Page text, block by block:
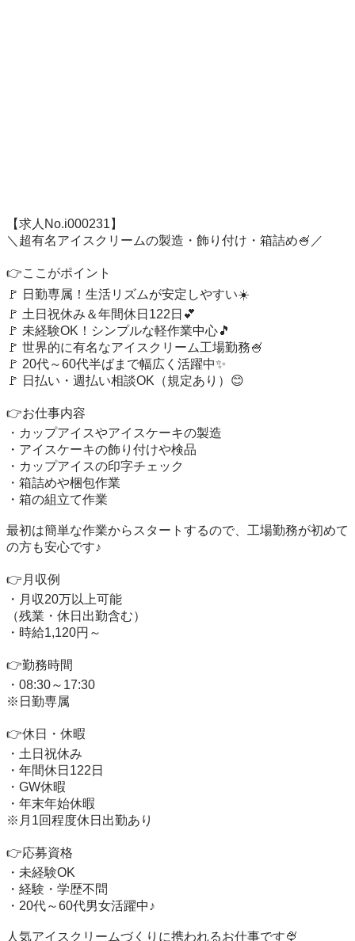
【求人No.i000231】
＼超有名アイスクリームの製造・飾り付け・箱詰め🍧／
👉ここがポイント
🚩 日勤専属！生活リズムが安定しやすい☀️
🚩 土日祝休み＆年間休日122日💕
🚩 未経験OK！シンプルな軽作業中心🎵
🚩 世界的に有名なアイスクリーム工場勤務🍧
🚩 20代～60代半ばまで幅広く活躍中✨
🚩 日払い・週払い相談OK（規定あり）😊
👉お仕事内容
・カップアイスやアイスケーキの製造
・アイスケーキの飾り付けや検品
・カップアイスの印字チェック
・箱詰めや梱包作業
・箱の組立て作業
最初は簡単な作業からスタートするので、工場勤務が初めて
の方も安心です♪
👉月収例
・月収20万以上可能
（残業・休日出勤含む）
・時給1,120円～
👉勤務時間
・08:30～17:30
※日勤専属
👉休日・休暇
・土日祝休み
・年間休日122日
・GW休暇
・年末年始休暇
※月1回程度休日出勤あり
👉応募資格
・未経験OK
・経験・学歴不問
・20代～60代男女活躍中♪
人気アイスクリームづくりに携われるお仕事です🍨